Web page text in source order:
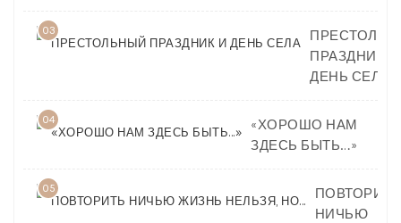
03
ПРАЗДНИК И
ДЕНЬ СЕЛА
04
«ХОРОШО НАМ
ЗДЕСЬ БЫТЬ…»
05
ПОВТОРИТЬ
НИЧЬЮ